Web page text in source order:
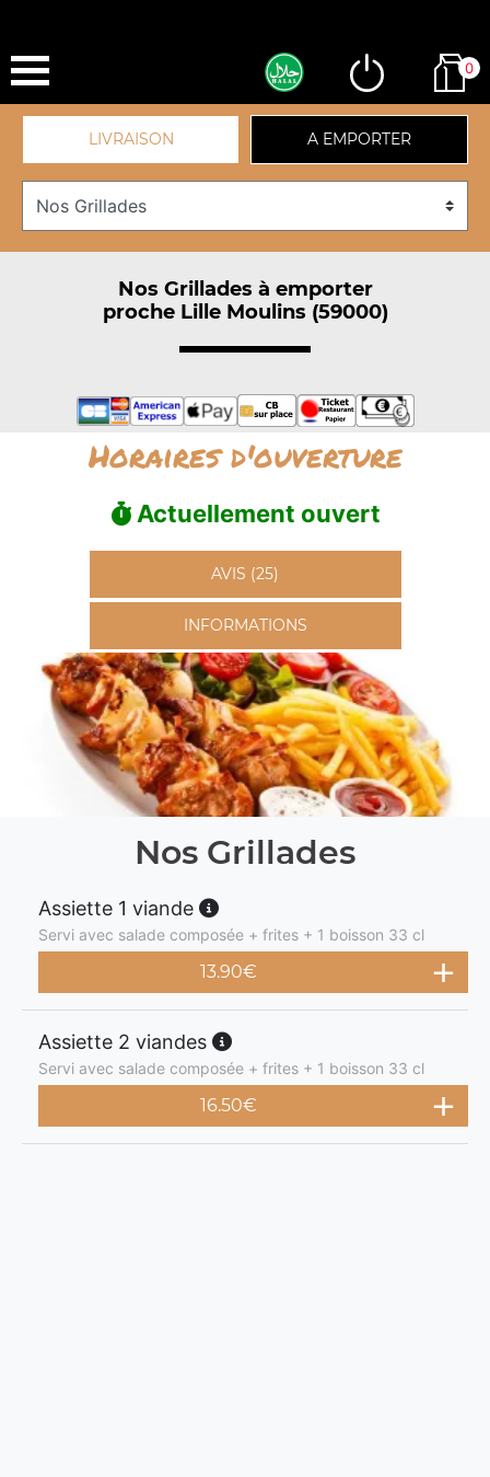
0
LIVRAISON A EMPORTER
Nos Grillades à emporter
proche Lille Moulins (59000)
Horaires d'ouverture
Actuellement ouvert
AVIS (25)
INFORMATIONS
Nos Grillades
Assiette 1 viande
Servi avec salade composée + frites + 1 boisson 33 cl
13.90€
Assiette 2 viandes
Servi avec salade composée + frites + 1 boisson 33 cl
16.50€